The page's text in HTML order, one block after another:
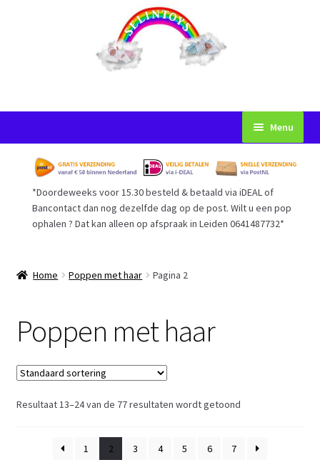
naar
navigatie
inhoud
Menu
Startpagina
Voorwaarden
Afrekenen
Retouren
*Doordeweeks voor 15.30 besteld & betaald via iDEAL of
Bancontact dan nog dezelfde dag op de post. Wilt u een pop
ophalen ? Dat kan alleen op afspraak in Leiden 0641487732*
Home Poppen met haar Pagina 2
Poppen met haar
Resultaat 13–24 van de 77 resultaten wordt getoond
1 2 3 4 5 6 7